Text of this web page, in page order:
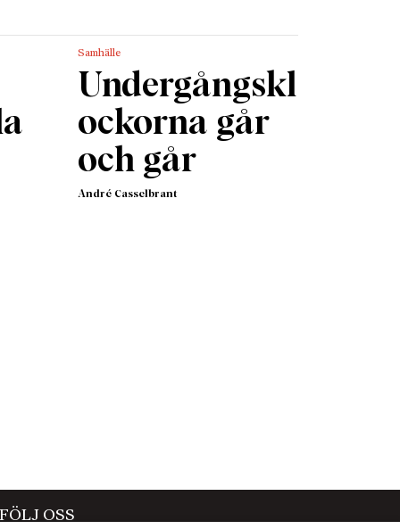
Samhälle
Undergångskl
ockorna går
och går
André Casselbrant
FÖLJ OSS